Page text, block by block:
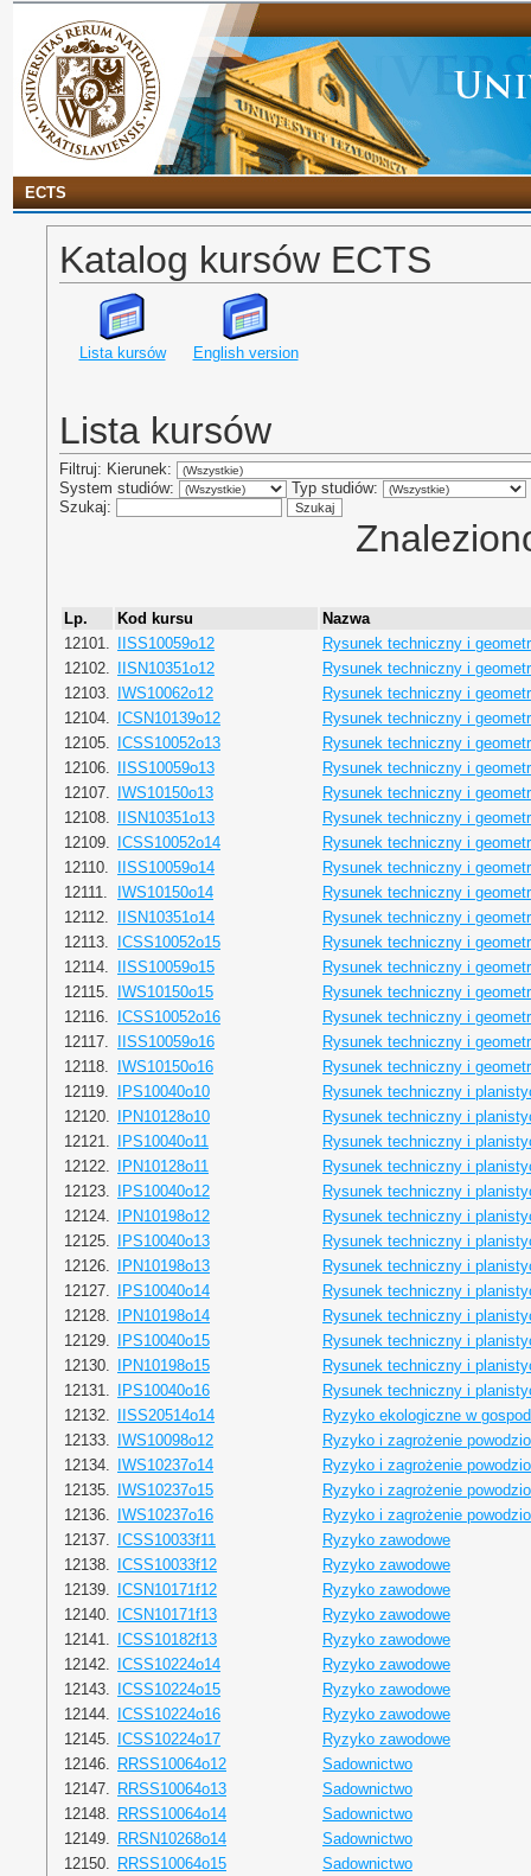
ECTS
Katalog kursów ECTS
Lista kursów English version
Lista kursów
Filtruj: Kierunek:
System studiów:
Typ studiów:
Szukaj:
Lp. Kod kursu
Nazwa
12101.
IISS10059o12
Rysunek techniczny i
12102.
IISN10351o12
Rysunek techniczny i
12103.
IWS10062o12
Rysunek techniczny i
12104.
ICSN10139o12
Rysunek techniczny i
12105.
ICSS10052o13
Rysunek techniczny i
12106.
IISS10059o13
Rysunek techniczny i
12107.
IWS10150o13
Rysunek techniczny i
12108.
IISN10351o13
Rysunek techniczny i
12109.
ICSS10052o14
Rysunek techniczny i
12110.
IISS10059o14
Rysunek techniczny i
12111.
IWS10150o14
Rysunek techniczny i
12112.
IISN10351o14
Rysunek techniczny i
12113.
ICSS10052o15
Rysunek techniczny i
12114.
IISS10059o15
Rysunek techniczny i
12115.
IWS10150o15
Rysunek techniczny i
12116.
ICSS10052o16
Rysunek techniczny i
12117.
IISS10059o16
Rysunek techniczny i
12118.
IWS10150o16
Rysunek techniczny i
12119.
IPS10040o10
Rysunek techniczny i
12120.
IPN10128o10
Rysunek techniczny i
12121.
IPS10040o11
Rysunek techniczny i
12122.
IPN10128o11
Rysunek techniczny i
12123.
IPS10040o12
Rysunek techniczny i
12124.
IPN10198o12
Rysunek techniczny i
12125.
IPS10040o13
Rysunek techniczny i
12126.
IPN10198o13
Rysunek techniczny i
12127.
IPS10040o14
Rysunek techniczny i
12128.
IPN10198o14
Rysunek techniczny i
12129.
IPS10040o15
Rysunek techniczny i
12130.
IPN10198o15
Rysunek techniczny i
12131.
IPS10040o16
Rysunek techniczny i
12132.
IISS20514o14
Ryzyko ekologiczne w
12133.
IWS10098o12
Ryzyko i zagrożenie
12134.
IWS10237o14
Ryzyko i zagrożenie
12135.
IWS10237o15
Ryzyko i zagrożenie
12136.
IWS10237o16
Ryzyko i zagrożenie
12137.
ICSS10033f11
Ryzyko zawodowe
12138.
ICSS10033f12
Ryzyko zawodowe
12139.
ICSN10171f12
Ryzyko zawodowe
12140.
ICSN10171f13
Ryzyko zawodowe
12141.
ICSS10182f13
Ryzyko zawodowe
12142.
ICSS10224o14
Ryzyko zawodowe
12143.
ICSS10224o15
Ryzyko zawodowe
12144.
ICSS10224o16
Ryzyko zawodowe
12145.
ICSS10224o17
Ryzyko zawodowe
12146. RRSS10064o12
Sadownictwo
12147. RRSS10064o13
Sadownictwo
12148. RRSS10064o14
Sadownictwo
12149. RRSN10268o14
Sadownictwo
12150. RRSS10064o15 Sadownictwo